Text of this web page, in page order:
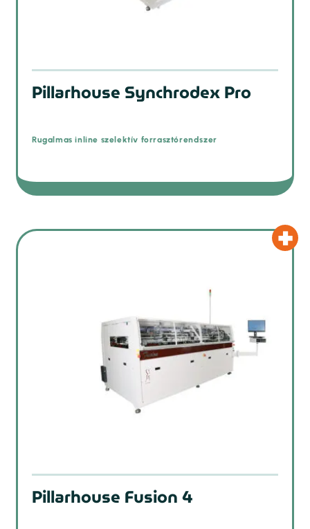
Pillarhouse Synchrodex Pro
Rugalmas inline szelektív forrasztórendszer
Pillarhouse Fusion 4